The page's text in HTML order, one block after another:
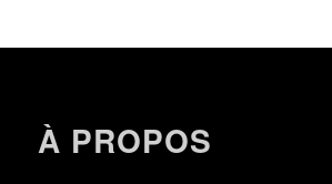
À PROPOS